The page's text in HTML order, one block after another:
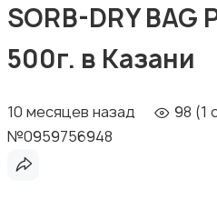
SORB-DRY BAG
500г. в Казани
10 месяцев назад
98 (1
№0959756948